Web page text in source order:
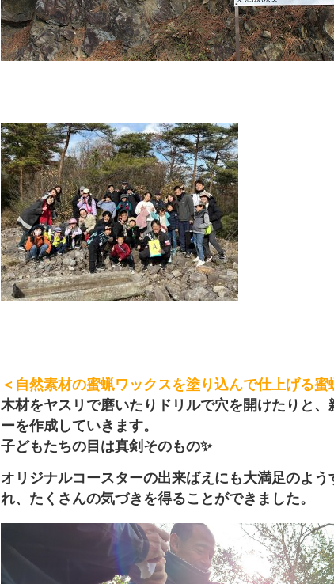
＜自然素材の蜜蝋ワックスを塗り込んで仕上げる蜜
木材をヤスリで磨いたりドリルで穴を開けたりと
ーを作成していきます。
子どもたちの目は真剣そのもの✨
オリジナルコースターの出来ばえにも大満足のよ
れ、たくさんの気づきを得ることができました。